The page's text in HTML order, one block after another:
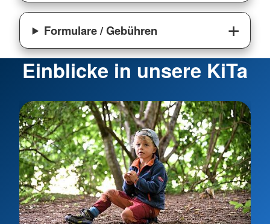
Formulare / Gebühren
Einblicke in unsere KiTa